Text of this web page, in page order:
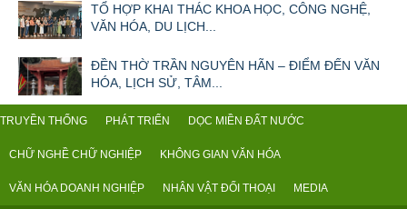
TỔ HỢP KHAI THÁC KHOA HỌC, CÔNG NGHỆ,
VĂN HÓA, DU LỊCH...
ĐỀN THỜ TRẦN NGUYÊN HÃN – ĐIỂM ĐẾN VĂN
HÓA, LỊCH SỬ, TÂM...
TRUYỀN THỐNG PHÁT TRIỂN DỌC MIỀN ĐẤT NƯỚC
CHỮ NGHỀ CHỮ NGHIỆP KHÔNG GIAN VĂN HÓA
VĂN HÓA DOANH NGHIỆP NHÂN VẬT ĐỐI THOẠI MEDIA